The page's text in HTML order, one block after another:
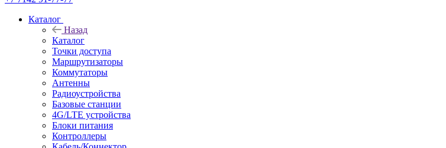
Каталог
Назад
Каталог
Точки доступа
Маршрутизаторы
Коммутаторы
Антенны
Радиоустройства
Базовые станции
4G/LTE устройства
Блоки питания
Контроллеры